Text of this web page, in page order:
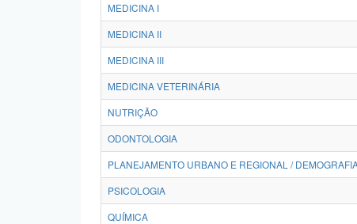
MEDICINA I
MEDICINA II
MEDICINA III
MEDICINA VETERINÁRIA
NUTRIÇÃO
ODONTOLOGIA
PLANEJAMENTO URBANO E REGIONAL /
PSICOLOGIA
QUÍMICA